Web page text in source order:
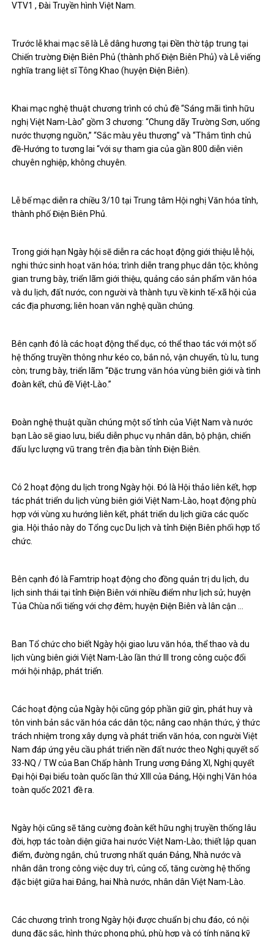
VTV1 , Đài Truyền hình Việt Nam.
Trước lễ khai mạc sẽ là Lễ dâng hương tại Đền thờ tập trung tại
Chiến trường Điện Biên Phủ (thành phố Điện Biên Phủ) và Lễ viếng
nghĩa trang liệt sĩ Tông Khao (huyện Điện Biên).
Khai mạc nghệ thuật chương trình có chủ đề “Sáng mãi tình hữu
nghị Việt Nam-Lào” gồm 3 chương: “Chung dãy Trường Sơn, uống
nước thượng nguồn,” “Sắc màu yêu thương” và “Thắm tình chủ
đề-Hướng to tương lai “với sự tham gia của gần 800 diễn viên
chuyên nghiệp, không chuyên.
Lễ bế mạc diễn ra chiều 3/10 tại Trung tâm Hội nghị Văn hóa tỉnh,
thành phố Điện Biên Phủ.
Trong giới hạn Ngày hội sẽ diễn ra các hoạt động giới thiệu lễ hội,
nghi thức sinh hoạt văn hóa; trình diễn trang phục dân tộc; không
gian trưng bày, triển lãm giới thiệu, quảng cáo sản phẩm văn hóa
và du lịch, đất nước, con người và thành tựu về kinh tế-xã hội của
các địa phương; liên hoan văn nghệ quần chúng.
Bên cạnh đó là các hoạt động thể dục, có thể thao tác với một số
hệ thống truyền thông như kéo co, bắn nỏ, vận chuyển, tù lu, tung
còn; trưng bày, triển lãm “Đặc trưng văn hóa vùng biên giới và tình
đoàn kết, chủ đề Việt-Lào.”
Đoàn nghệ thuật quần chúng một số tỉnh của Việt Nam và nước
bạn Lào sẽ giao lưu, biểu diễn phục vụ nhân dân, bộ phận, chiến
đấu lực lượng vũ trang trên địa bàn tỉnh Điện Biên.
Có 2 hoạt động du lịch trong Ngày hội. Đó là Hội thảo liên kết, hợp
tác phát triển du lịch vùng biên giới Việt Nam-Lào, hoạt động phù
hợp với vùng xu hướng liên kết, phát triển du lịch giữa các quốc
gia. Hội thảo này do Tổng cục Du lịch và tỉnh Điện Biên phối hợp tổ
chức.
Bên cạnh đó là Famtrip hoạt động cho đồng quản trị du lịch, du
lịch sinh thái tại tỉnh Điện Biên với nhiều điểm như lịch sử; huyện
Tủa Chùa nổi tiếng với chợ đêm; huyện Điện Biên và lân cận …
Ban Tổ chức cho biết Ngày hội giao lưu văn hóa, thể thao và du
lịch vùng biên giới Việt Nam-Lào lần thứ III trong công cuộc đổi
mới hội nhập, phát triển.
Các hoạt động của Ngày hội cũng góp phần giữ gìn, phát huy và
tôn vinh bản sắc văn hóa các dân tộc; nâng cao nhận thức, ý thức
trách nhiệm trong xây dựng và phát triển văn hóa, con người Việt
Nam đáp ứng yêu cầu phát triển nền đất nước theo Nghị quyết số
33-NQ / TW của Ban Chấp hành Trung ương Đảng XI, Nghị quyết
Đại hội Đại biểu toàn quốc lần thứ XIII của Đảng, Hội nghị Văn hóa
toàn quốc 2021 đề ra.
Ngày hội cũng sẽ tăng cường đoàn kết hữu nghị truyền thống lâu
đời, hợp tác toàn diện giữa hai nước Việt Nam-Lào; thiết lập quan
điểm, đường ngắn, chủ trương nhất quán Đảng, Nhà nước và
nhân dân trong công việc duy trì, củng cố, tăng cường hệ thống
đặc biệt giữa hai Đảng, hai Nhà nước, nhân dân Việt Nam-Lào.
Các chương trình trong Ngày hội được chuẩn bị chu đáo, có nội
dung đặc sắc, hình thức phong phú, phù hợp và có tính năng kỹ